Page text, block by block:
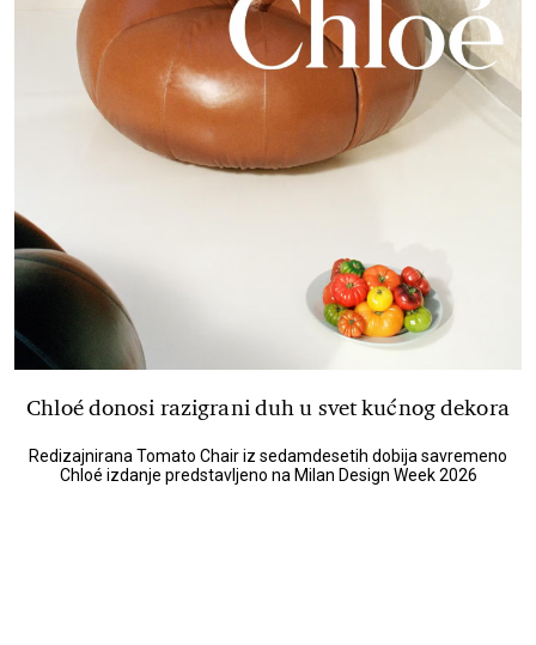
Chloé donosi razigrani duh u svet kućnog dekora
Redizajnirana Tomato Chair iz sedamdesetih dobija savremeno
Chloé izdanje predstavljeno na Milan Design Week 2026